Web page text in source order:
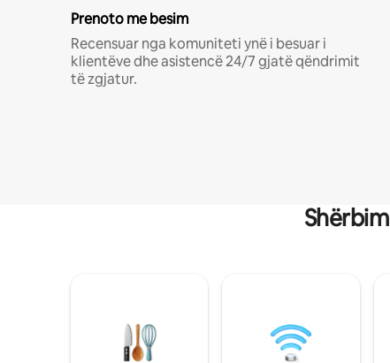
Prenoto me besim
Recensuar nga komuniteti ynë i besuar i
klientëve dhe asistencë 24/7 gjatë qëndrimit
të zgjatur.